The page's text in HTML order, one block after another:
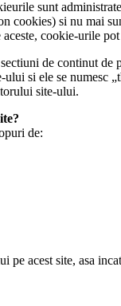
sunt
cookies) si nu mai
cookie-urile
de continut de
si ele se numesc
site-ului.
de:
pe acest site, asa